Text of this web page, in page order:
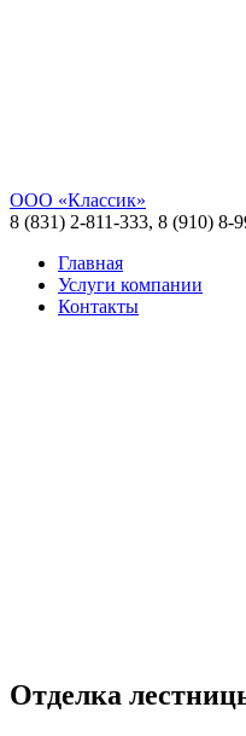
ООО «Классик»
8 (831) 2-811-333, 8 (910) 8-
Главная
Услуги компании
Контакты
Отделка